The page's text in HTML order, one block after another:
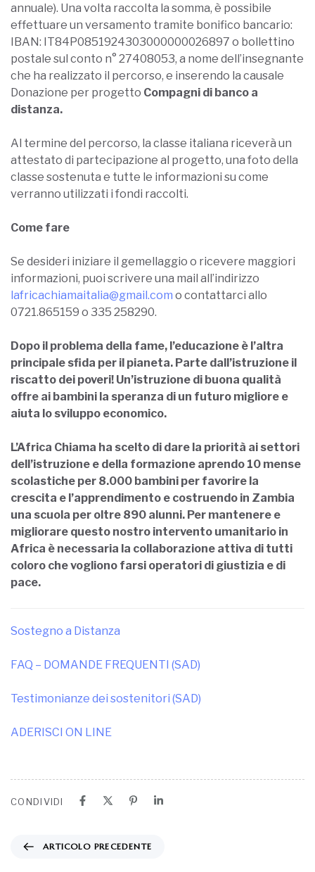
annuale). Una volta raccolta la somma, è possibile
effettuare un versamento tramite bonifico bancario:
IBAN: IT84P0851924303000000026897 o bollettino
postale sul conto n° 27408053, a nome dell’insegnante
che ha realizzato il percorso, e inserendo la causale
Donazione per progetto Compagni di banco a
distanza.
Al termine del percorso, la classe italiana riceverà un
attestato di partecipazione al progetto, una foto della
classe sostenuta e tutte le informazioni su come
verranno utilizzati i fondi raccolti.
Come fare
Se desideri iniziare il gemellaggio o ricevere maggiori
informazioni, puoi scrivere una mail all’indirizzo
lafricachiamaitalia@gmail.com o contattarci allo
0721.865159 o 335 258290.
Dopo il problema della fame, l’educazione è l’altra
principale sfida per il pianeta. Parte dall’istruzione il
riscatto dei poveri! Un’istruzione di buona qualità
offre ai bambini la speranza di un futuro migliore e
aiuta lo sviluppo economico.
L’Africa Chiama ha scelto di dare la priorità ai settori
dell’istruzione e della formazione aprendo 10 mense
scolastiche per 8.000 bambini per favorire la
crescita e l’apprendimento e costruendo in Zambia
una scuola per oltre 890 alunni. Per mantenere e
migliorare questo nostro intervento umanitario in
Africa è necessaria la collaborazione attiva di tutti
coloro che vogliono farsi operatori di giustizia e di
pace.
Sostegno a Distanza
FAQ – DOMANDE FREQUENTI (SAD)
Testimonianze dei sostenitori (SAD)
ADERISCI ON LINE
CONDIVIDI
ARTICOLO PRECEDENTE